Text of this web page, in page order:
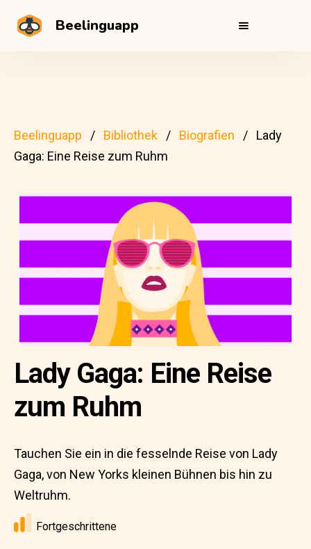
Beelinguapp
Beelinguapp Bibliothek Biografien
Lady
Gaga: Eine Reise zum Ruhm
Lady Gaga: Eine Reise
zum Ruhm
Tauchen Sie ein in die fesselnde Reise von Lady
Gaga, von New Yorks kleinen Bühnen bis hin zu
Weltruhm.
Fortgeschrittene